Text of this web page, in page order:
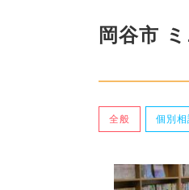
岡谷市
全般 個別相